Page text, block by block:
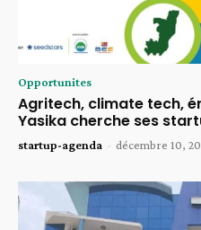
Opportunites
Agritech, climate tech,
Yasika cherche ses
startup-agenda - décembre 10,